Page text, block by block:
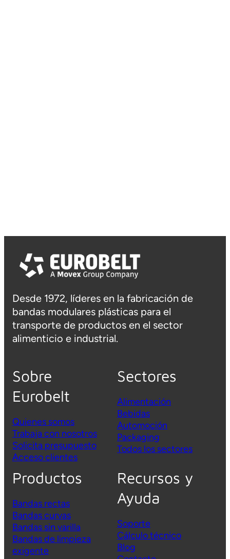
Desde 1972, líderes en la fabricación de
bandas modulares plásticas para el
transporte de productos en el sector
alimenticio e industrial.
Sobre
Eurobelt
Quienes somos
Trabaja con nosotros
Solicita presupuesto
Acceso clientes
Sectores
Alimentación
Bebidas
Automoción
Packaging
Todos los sectores
Productos
Bandas rectas
Bandas curvas
Bandas sin varilla
Bandas de limpieza
exigente
Recursos y
Ayuda
Soporte
Cálculo técnico
Blog